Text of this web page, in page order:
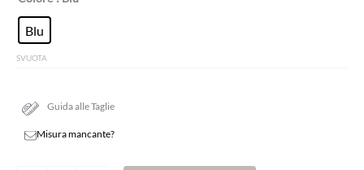
Blu
SVUOTA
Guida alle Taglie
Misura mancante?